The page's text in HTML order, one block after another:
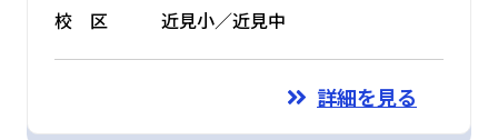
校 区
近見小／近見中
詳細を見る